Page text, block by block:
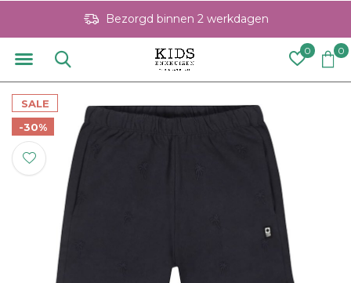
0 0
Bezorgd binnen 2 werkdagen
SALE
-30%